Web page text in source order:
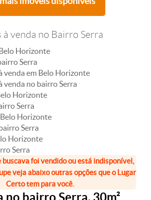
venda no Bairro Serra
Horizonte
Serra
venda em Belo Horizonte
venda no bairro Serra
Horizonte
Serra
Horizonte
Serra
Horizonte
Serra
buscava foi vendido ou está indisponível,
veja abaixo outras opções que o Lugar
Certo tem para você.
no bairro Serra, 30m²